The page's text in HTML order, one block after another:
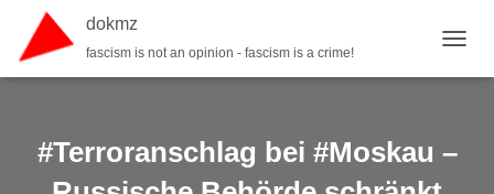
dokmz
fascism is not an opinion - fascism is a crime!
#Terroranschlag bei #Moskau –